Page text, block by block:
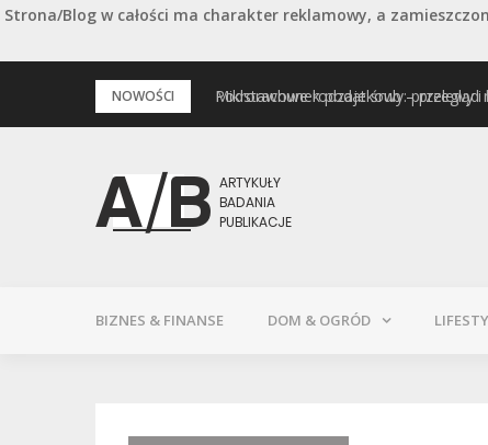
Strona/Blog w całości ma charakter reklamowy, a
NOWOŚCI Mikrorachunek podatkowy: przelewy i
Podstawowe rodzaje śrub – przegląd
BIZNES & FINANSE DOM & OGRÓD